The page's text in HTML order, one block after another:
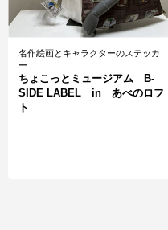
名作絵画とキャラクターのステッカ
ー
ちょこっとミュージアム B-
SIDE LABEL in あべのロフ
ト